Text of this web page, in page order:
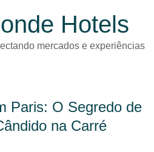
Hotels
mercados e experiências
Paris: O Segredo de
na Carré